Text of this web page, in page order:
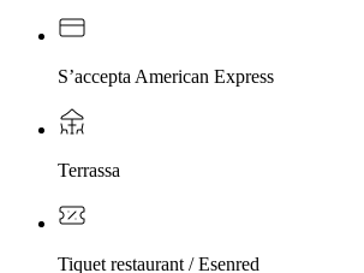
S’accepta American Express
Terrassa
Tiquet restaurant / Esenred